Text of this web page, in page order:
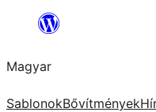
Ugrás
tartalomhoz
Magyar
SablonokBővítmények